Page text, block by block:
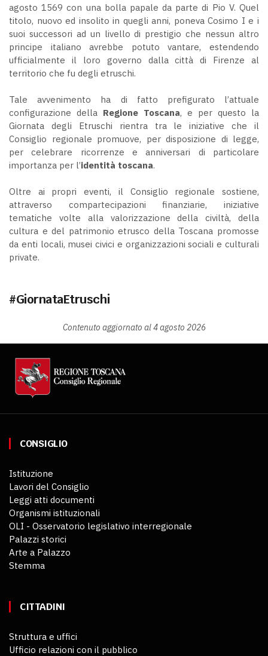
agosto 1569 con una bolla papale da parte di Pio V. Quel
titolo, nuovo ed insolito in quegli anni, poneva Cosimo I e i
suoi successori ad un livello di prestigio che nessun altro
principe italiano avrebbe potuto vantare, estendendo
ufficialmente il loro governo dalla città di Firenze al
territorio che fu degli etruschi.
Tale avvenimento ha di fatto prefigurato l’attuale
configurazione della Regione Toscana, e per questo la
Giornata degli Etruschi rientra tra le iniziative che il
Consiglio regionale promuove, per disposizione di legge,
per celebrare ricorrenze e anniversari di particolare
importanza per l’identità toscana.
Oltre ai propri eventi, il Consiglio regionale sostiene,
attraverso compartecipazioni finanziarie, iniziative
tematiche volte alla valorizzazione della civiltà, della
cultura e del patrimonio etrusco della Toscana promosse
da enti locali, musei civici e organizzazioni sociali e culturali
private.
#GiornataEtruschi
Contenuto aggiornato al 4 agosto 2026
CONSIGLIO
Istituzione
Lavori del Consiglio
Leggi atti documenti
Organismi istituzionali
OLI - Osservatorio legislativo interregionale
Palazzi storici
Arte a Palazzo
Stemma
CITTADINI
Struttura e uffici
Ufficio relazioni con il pubblico